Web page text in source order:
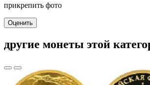
прикрепить фото
Оценить
другие монеты этой